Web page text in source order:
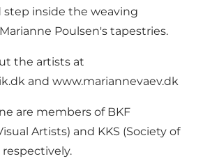
step inside the weaving
Poulsen's tapestries.
the artists at
and www.mariannevaev.dk
are members of BKF
Artists) and KKS (Society of